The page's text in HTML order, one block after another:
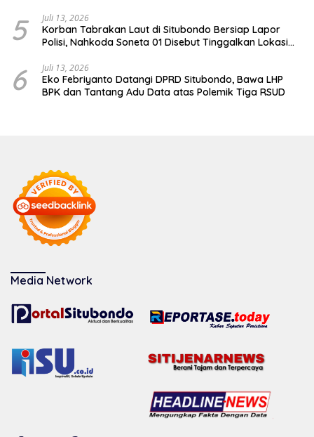
5 Juli 13, 2026
Korban Tabrakan Laut di Situbondo Bersiap Lapor
Polisi, Nahkoda Soneta 01 Disebut Tinggalkan Lokasi
6 Juli 13, 2026
Eko Febriyanto Datangi DPRD Situbondo, Bawa LHP
BPK dan Tantang Adu Data atas Polemik Tiga RSUD
Media Network